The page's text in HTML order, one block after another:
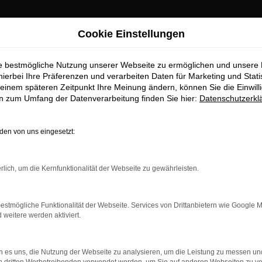
AR Auto Roth
wenn es um Škoda Tageszulassungen geht.
attraktiven Preis zu erwerben. Bei AR Auto Roth GmbH
sofort losfahren und gleichzeitig von erheblichen
Sie umfassend zu unseren aktuellen Angeboten. Als
erstklassigen Serviceleistungen, die dafür sorgen,
Wartungspakete und mehr an, um Ihr
Roth GmbH und sichern Sie sich hochwertige Fahrzeuge
Cookie Einstellungen
bestmögliche Nutzung unserer Webseite zu ermöglichen und unsere
Ihre Präferenzen und verarbeiten Daten für Marketing und
späteren Zeitpunkt Ihre Meinung ändern, können Sie die
zum Umfang der Datenverarbeitung finden Sie hier:
von uns eingesetzt:
um die Kernfunktionalität der Webseite zu gewährleisten.
Funktionalität der Webseite. Services von Drittanbietern wie Google
weitere werden aktiviert.
es uns, die Nutzung der Webseite zu analysieren, um die Leistung zu messen